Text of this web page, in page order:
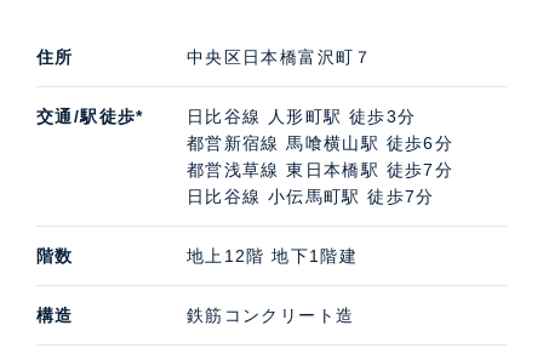
住所 中央区日本橋富沢町７
交通/駅徒歩*
日比谷線 人形町駅 徒歩3分
都営新宿線 馬喰横山駅 徒歩6分
都営浅草線 東日本橋駅 徒歩7分
日比谷線 小伝馬町駅 徒歩7分
階数 地上12階 地下1階建
構造 鉄筋コンクリート造